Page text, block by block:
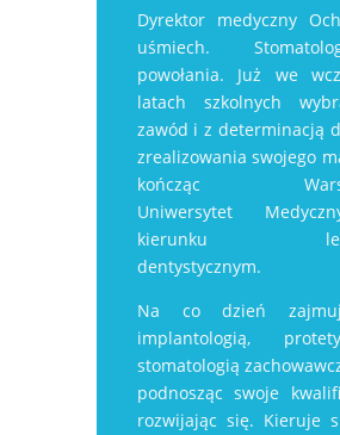
Dyrektor medyczny
uśmiech.
powołania. Już we
latach szkolnych
zawód i z determinacją
zrealizowania swojego
kończąc
Uniwersytet
kierunku
dentystycznym.
Na co dzień
implantologią,
stomatologią
podnosząc swoje
rozwijając się. Kieruje